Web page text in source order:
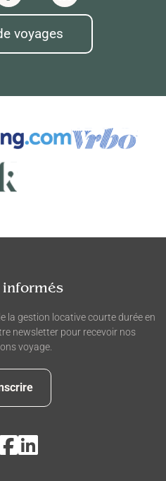
voyages
informés
la gestion locative courte durée en
newsletter pour recevoir nos
voyage.